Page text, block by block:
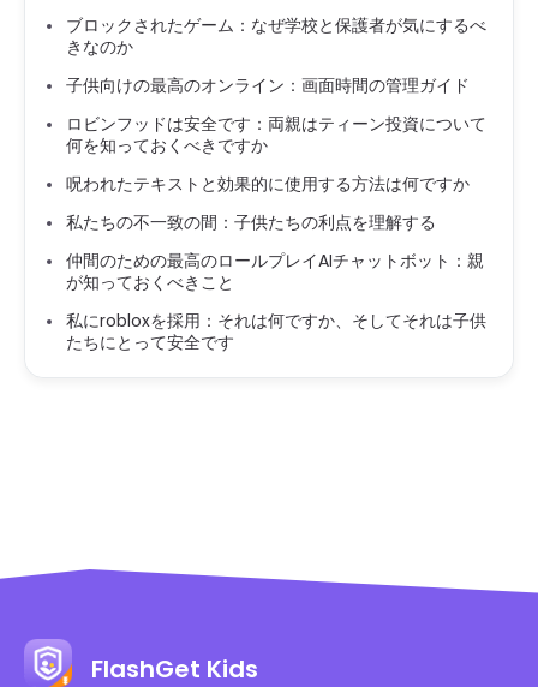
ブロックされたゲーム：なぜ学校と保護者が気にするべ
きなのか
子供向けの最高のオンライン：画面時間の管理ガイド
ロビンフッドは安全です：両親はティーン投資について
何を知っておくべきですか
呪われたテキストと効果的に使用する方法は何ですか
私たちの不一致の間：子供たちの利点を理解する
仲間のための最高のロールプレイAIチャットボット：親
が知っておくべきこと
私にrobloxを採用：それは何ですか、そしてそれは子供
たちにとって安全です
FlashGet Kids